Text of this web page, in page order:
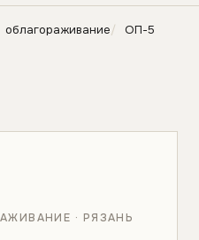
облагораживание ОП-5
· РЯЗАНЬ